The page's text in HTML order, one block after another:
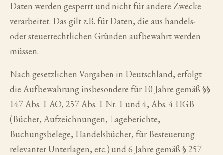
Daten werden gesperrt und nicht für andere Zwecke
verarbeitet. Das gilt z.B. für Daten, die aus handels-
oder steuerrechtlichen Gründen aufbewahrt werden
müssen.
Nach gesetzlichen Vorgaben in Deutschland, erfolgt
die Aufbewahrung insbesondere für 10 Jahre gemäß §§
147 Abs. 1 AO, 257 Abs. 1 Nr. 1 und 4, Abs. 4 HGB
(Bücher, Aufzeichnungen, Lageberichte,
Buchungsbelege, Handelsbücher, für Besteuerung
relevanter Unterlagen, etc.) und 6 Jahre gemäß § 257